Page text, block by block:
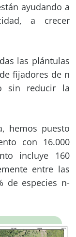
ayudando a
a crecer
las plántulas
fijadores de n
sin reducir la
hemos puesto
con 16.000
incluye 160
entre las
de especies n-